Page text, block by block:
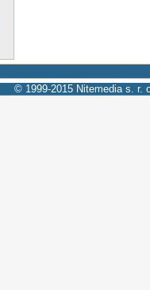
© 1999-2015 Nitemedia s. r.